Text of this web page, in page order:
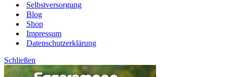
Selbstversorgung
Blog
Shop
Impressum
Datenschutzerklärung
Schließen